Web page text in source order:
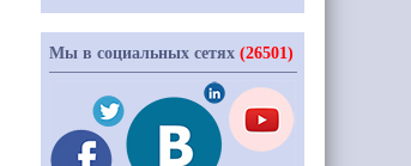
Мы в социальных сетях (26501)